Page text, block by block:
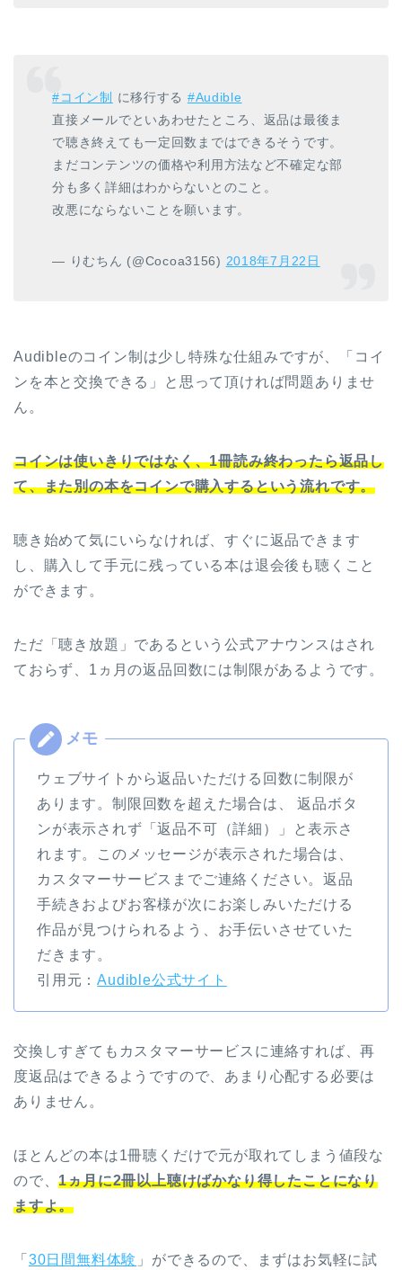
#コイン制 に移行する #Audible
直接メールでといあわせたところ、返品は最後ま
で聴き終えても一定回数まではできるそうです。
まだコンテンツの価格や利用方法など不確定な部
分も多く詳細はわからないとのこと。
改悪にならないことを願います。
— りむちん (@Cocoa3156) 2018年7月22日
Audibleのコイン制は少し特殊な仕組みですが、「コイ
ンを本と交換できる」と思って頂ければ問題ありませ
ん。
コインは使いきりではなく、1冊読み終わったら返品し
て、また別の本をコインで購入するという流れです。
聴き始めて気にいらなければ、すぐに返品できます
し、購入して手元に残っている本は退会後も聴くこと
ができます。
ただ「聴き放題」であるという公式アナウンスはされ
ておらず、1ヵ月の返品回数には制限があるようです。
ウェブサイトから返品いただける回数に制限が
あります。制限回数を超えた場合は、 返品ボタ
ンが表示されず「返品不可（詳細）」と表示さ
れます。このメッセージが表示された場合は、
カスタマーサービスまでご連絡ください。返品
手続きおよびお客様が次にお楽しみいただける
作品が見つけられるよう、お手伝いさせていた
だきます。
引用元：Audible公式サイト
交換しすぎてもカスタマーサービスに連絡すれば、再
度返品はできるようですので、あまり心配する必要は
ありません。
ほとんどの本は1冊聴くだけで元が取れてしまう値段な
ので、1ヵ月に2冊以上聴けばかなり得したことになり
ますよ。
「 30日間無料体験 」ができるので、まずはお気軽に試